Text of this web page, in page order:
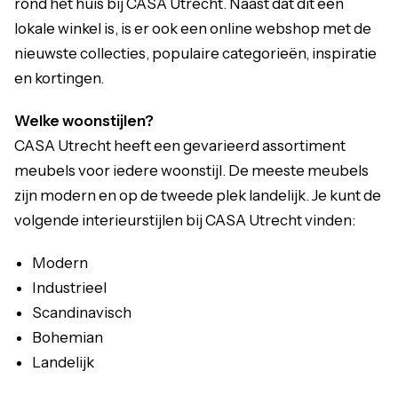
rond het huis bij CASA Utrecht. Naast dat dit een
lokale winkel is, is er ook een online webshop met de
nieuwste collecties, populaire categorieën, inspiratie
en kortingen.
Welke woonstijlen?
CASA Utrecht heeft een gevarieerd assortiment
meubels voor iedere woonstijl. De meeste meubels
zijn modern en op de tweede plek landelijk. Je kunt de
volgende interieurstijlen bij CASA Utrecht vinden:
Modern
Industrieel
Scandinavisch
Bohemian
Landelijk